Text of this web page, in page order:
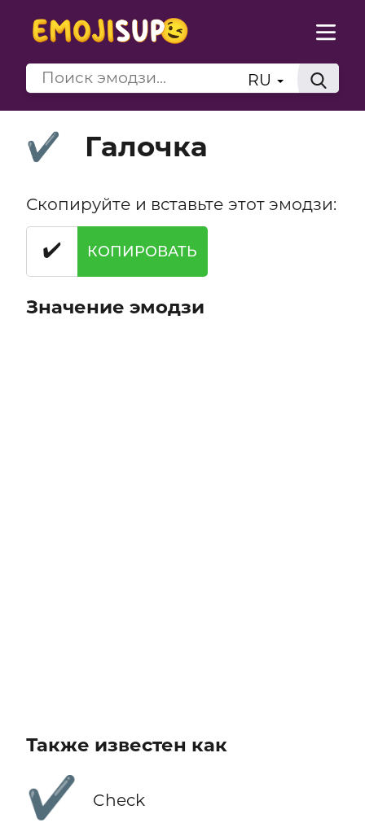
RU
✔️ Галочка
Скопируйте и вставьте этот эмодзи:
✔️ КОПИРОВАТЬ
Значение эмодзи
Также известен как
✔️ Check